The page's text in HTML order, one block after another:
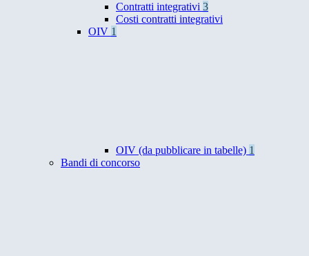
Contratti integrativi 3
Costi contratti integrativi
OIV 1
OIV (da pubblicare in tabelle) 1
Bandi di concorso